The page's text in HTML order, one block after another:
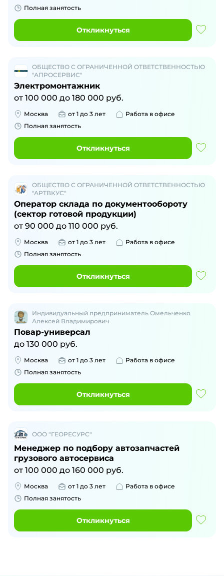
Полная занятость
Откликнуться
ОБЩЕСТВО С ОГРАНИЧЕННОЙ ОТВЕТСТВЕННОСТЬЮ
"АПРОСЕРВИС"
Электромонтажник
от 100 000 до 180 000 руб.
Москва от 1 до 3 лет
Работа в офисе
Полная занятость
Откликнуться
ОБЩЕСТВО С ОГРАНИЧЕННОЙ ОТВЕТСТВЕННОСТЬЮ
"АРТВКУС"
Оператор склада по документообороту
(сектор готовой продукции)
от 90 000 до 110 000 руб.
Москва от 1 до 3 лет
Работа в офисе
Полная занятость
Откликнуться
Индивидуальный предприниматель Омельченко
Алексей Владимирович
Повар-универсал
до 130 000 руб.
Москва от 1 до 3 лет
Работа в офисе
Полная занятость
Откликнуться
ООО "ГЕОРЕСУРС"
Менеджер по подбору автозапчастей
грузового автосервиса
от 100 000 до 160 000 руб.
Москва от 1 до 3 лет
Работа в офисе
Полная занятость
Откликнуться